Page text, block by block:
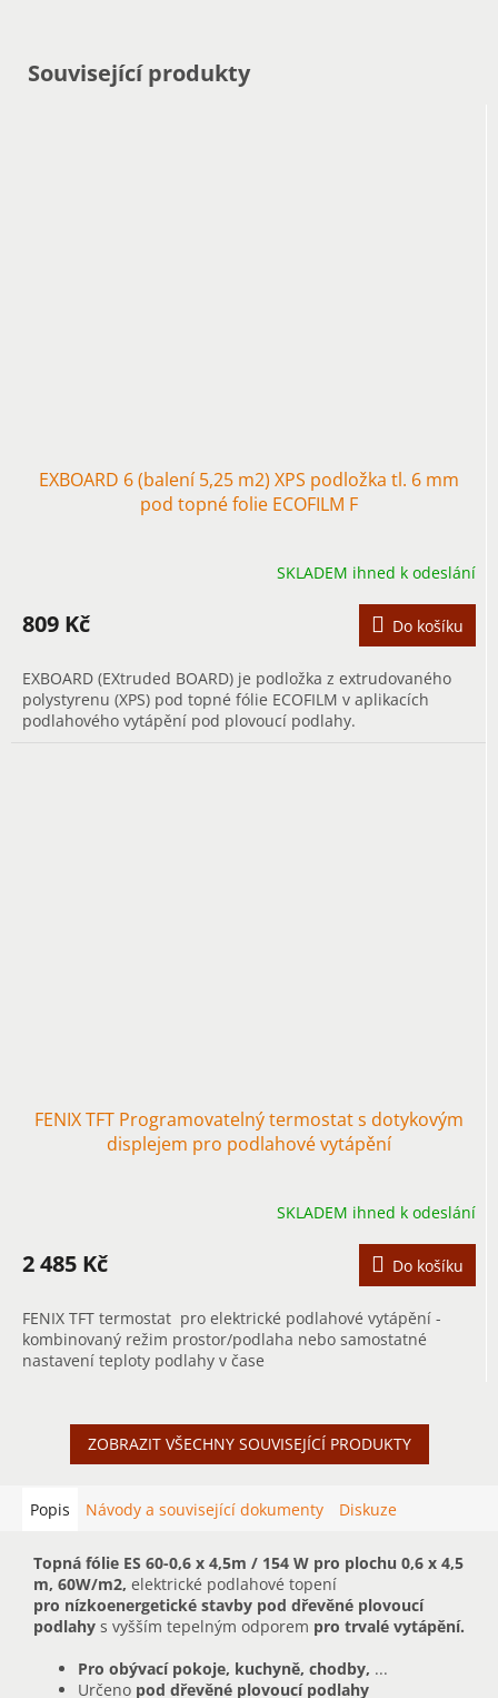
Související produkty
EXBOARD 6 (balení 5,25 m2) XPS podložka tl. 6 mm
pod topné folie ECOFILM F
SKLADEM ihned k odeslání
809 Kč Do košíku
EXBOARD (EXtruded BOARD) je podložka z extrudovaného
polystyrenu (XPS) pod topné fólie ECOFILM v aplikacích
podlahového vytápění pod plovoucí podlahy.
FENIX TFT Programovatelný termostat s dotykovým
displejem pro podlahové vytápění
SKLADEM ihned k odeslání
2 485 Kč Do košíku
FENIX TFT termostat pro elektrické podlahové vytápění -
kombinovaný režim prostor/podlaha nebo samostatné
nastavení teploty podlahy v čase
ZOBRAZIT VŠECHNY SOUVISEJÍCÍ PRODUKTY
Popis Návody a související dokumenty Diskuze
Topná fólie ES 60-0,6 x 4,5m / 154 W pro plochu 0,6 x 4,5
m, 60W/m2, elektrické podlahové topení
pro nízkoenergetické stavby pod dřevěné plovoucí
podlahy s vyšším tepelným odporem pro trvalé vytápění.
Pro obývací pokoje, kuchyně, chodby, ...
Určeno pod dřevěné plovoucí podlahy